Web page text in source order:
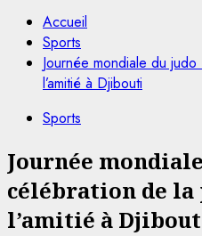
Accueil
Sports
Journée mondiale du
l’amitié à Djibouti
Sports
Journée
célébration de la
l’amitié à